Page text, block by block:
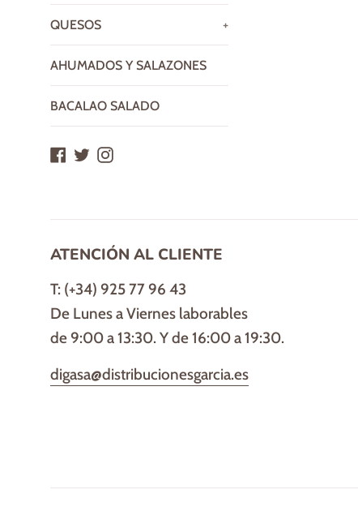
QUESOS +
AHUMADOS Y SALAZONES
BACALAO SALADO
Facebook
TwitterInstagram
ATENCIÓN AL CLIENTE
T: (+34) 925 77 96 43
De Lunes a Viernes laborables
de 9:00 a 13:30. Y de 16:00 a 19:30.
digasa@distribucionesgarcia.es